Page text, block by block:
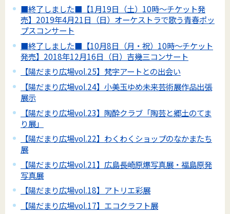
■終了しました■【1月19日（土）10時～チケット発
売】2019年4月21日（日）オーケストラで歌う青春ポッ
プスコンサート
■終了しました■【10月8日（月・祝）10時～チケット
発売】2018年12月16日（日）吉幾三コンサート
【陽だまり広場vol.25】梵字アートとの出会い
【陽だまり広場vol.24】小美玉ゆめ未来芸術展作品出張
展示
【陽だまり広場vol.23】陶酔クラブ「陶芸と郷土のてま
り展」
【陽だまり広場vol.22】わくわくショップのなかまたち
展
【陽だまり広場vol.21】広島長崎原爆写真展・福島原発
写真展
【陽だまり広場vol.18】アトリエ彩展
【陽だまり広場vol.17】エコクラフト展